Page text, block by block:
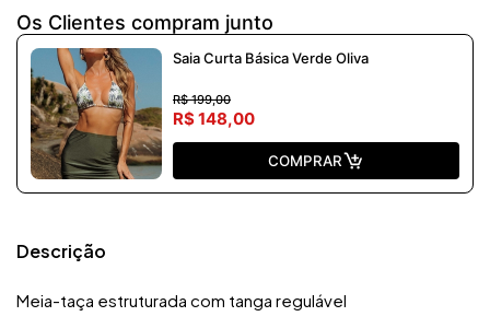
Os Clientes compram junto
Saia Curta Básica Verde Oliva
R$ 199,00
R$ 148,00
COMPRAR
Descrição
Meia-taça estruturada com tanga regulável